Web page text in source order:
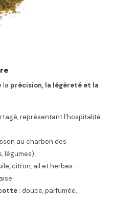
la précision, la légèreté et la
représentant l’hospitalité
au charbon des
légumes).
citron, ail et herbes —
: douce, parfumée,